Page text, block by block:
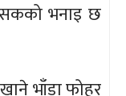
भनाइ छ